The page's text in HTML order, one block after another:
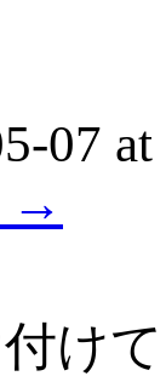
07 at
→
け